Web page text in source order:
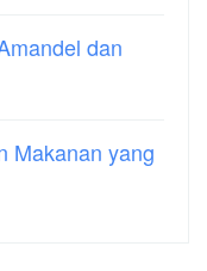
dan
Makanan yang